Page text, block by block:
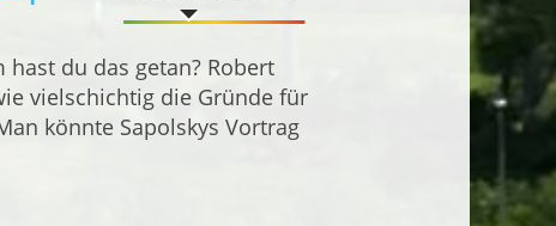
du das getan? Robert
vielschichtig die Gründe für
könnte Sapolskys Vortrag